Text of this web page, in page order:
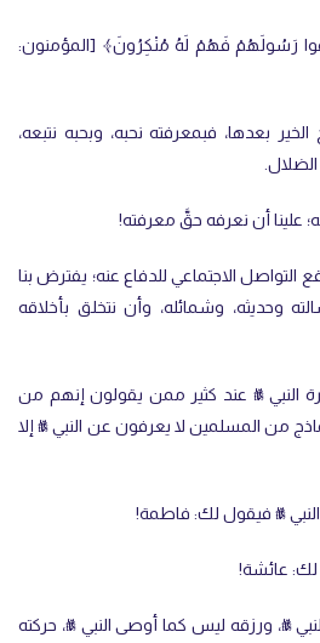
رَسُولَهُمْ فَهُمْ لَهُ مُنْكِرُونَ﴾ [المؤمنون:
بعدها، فبمعرفته نحبه، وبحبه نتبعه،
علينا أن نعرفه حقَّ معرفته!
الاجتماعي للدفاع عنه؛ يفترض بنا
وحديثه، وشمائله، وأن نتخلق بأخلاقه
النبي ﷺ عند كثير ممن يقولون إنهم من
من المسلمين لا يعرفون عن النبي ﷺ إلا
ﷺ فيقول لك: فاطمة!
لك: عائشة!
ﷺ، ورزقه ليس كما أوصى النبي ﷺ، حركته